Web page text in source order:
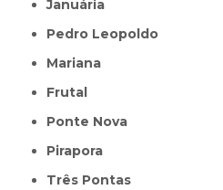
Januária
Pedro Leopoldo
Mariana
Frutal
Ponte Nova
Pirapora
Três Pontas